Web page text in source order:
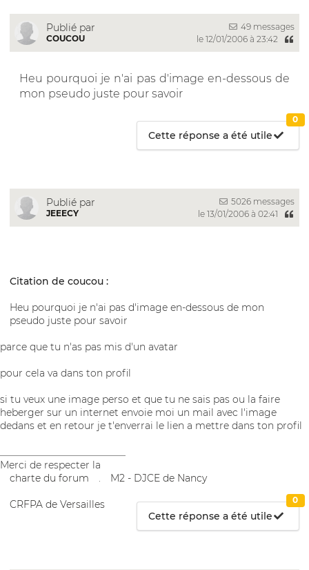
Publié par
COUCOU
49 messages
le 12/01/2006 à 23:42
Heu pourquoi je n'ai pas d'image en-dessous de
mon pseudo juste pour savoir
Cette réponse a été utile
0
Publié par
JEEECY
5026 messages
le 13/01/2006 à 02:41
Citation de coucou :
Heu pourquoi je n'ai pas d'image en-dessous de mon
pseudo juste pour savoir
parce que tu n'as pas mis d'un avatar
pour cela va dans ton profil
si tu veux une image perso et que tu ne sais pas ou la faire
heberger sur un internet envoie moi un mail avec l'image
dedans et en retour je t'enverrai le lien a mettre dans ton profil
Merci de respecter la
charte du forum
M2 - DJCE de Nancy
CRFPA de Versailles
Cette réponse a été utile
0